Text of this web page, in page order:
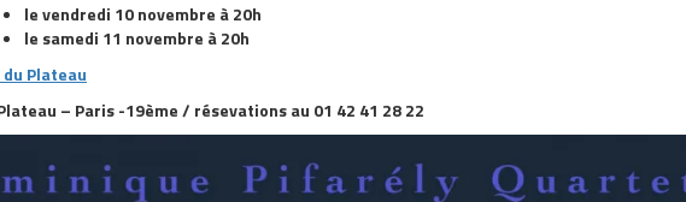
le vendredi 10 novembre à 20h
le samedi 11 novembre à 20h
Plateau
– Paris -19ème / résevations au 01 42 41 28 22